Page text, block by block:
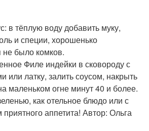
в тёплую воду добавить муку,
и специи, хорошенько
было комков.
Филе индейки в сковороду с
или латку, залить соусом, накрыть
маленьком огне минут 40 и более.
как отельное блюдо или с
аппетита! Автор: Ольга